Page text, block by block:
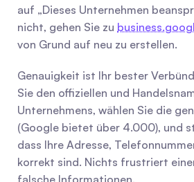
auf „Dieses Unternehmen
nicht, gehen Sie zu
von Grund auf neu zu erstellen.
Genauigkeit ist Ihr bester
Sie den offiziellen und
Unternehmens, wählen Sie die
(Google bietet über 4.000), und
dass Ihre Adresse,
korrekt sind. Nichts frustriert
falsche Informationen.